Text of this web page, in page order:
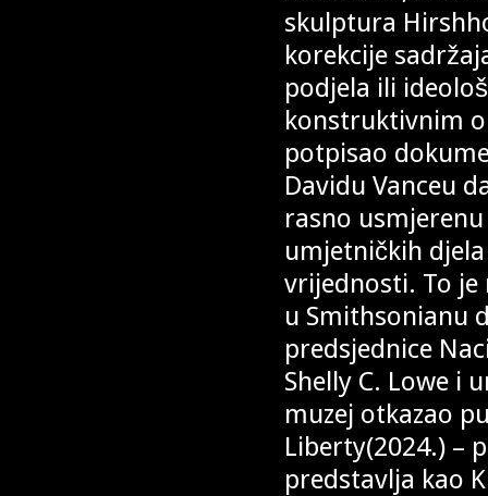
skulptura
korekcije
podjela ili
konstruktivnim
potpisao
Davidu Vanceu
rasno
umjetničkih
vrijednosti. To je
u Smithsonianu
predsjednice
Shelly C. Lowe i
muzej otkazao
Liberty(2024.) –
predstavlja kao